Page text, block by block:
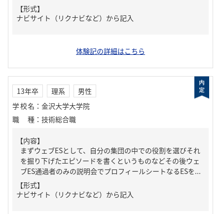
【形式】
ナビサイト（リクナビなど）から記入
体験記の詳細はこちら
13年卒 理系
男性
学校名 ： 金沢大学大学院
職種 ： 技術総合職
【内容】
まずウェブESとして、自分の集団の中での役割を選びそれ
を掘り下げたエピソードを書くというものなどその後ウェ
ブES通過者のみの説明会でプロフィールシートなるESを...
【形式】
ナビサイト（リクナビなど）から記入